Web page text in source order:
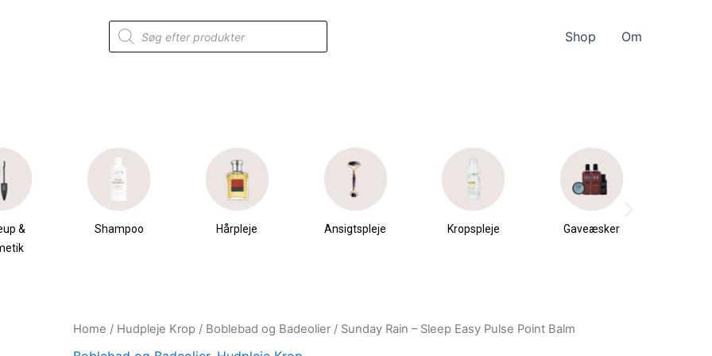
Products
search
Shop Om
&
Shampoo Hårpleje Ansigtspleje Kropspleje Gaveæsker
Home / Hudpleje Krop / Boblebad og Badeolier / Sunday Rain – Sleep Easy Pulse Point Balm
Original Current